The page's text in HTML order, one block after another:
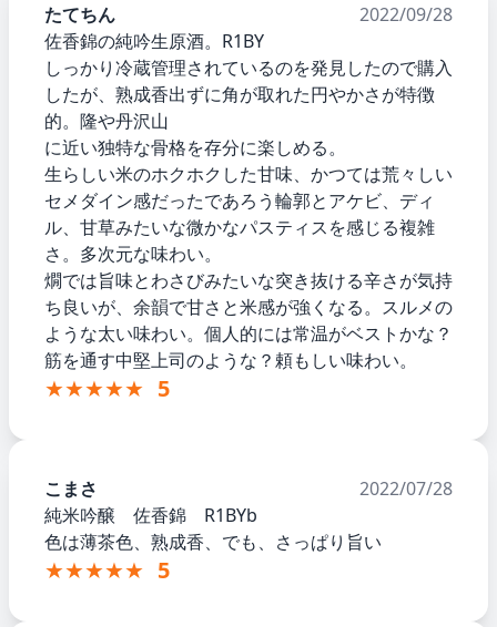
たてちん
2022/09/28
佐香錦の純吟生原酒。R1BY
しっかり冷蔵管理されているのを発見したので購入
したが、熟成香出ずに角が取れた円やかさが特徴
的。隆や丹沢山
に近い独特な骨格を存分に楽しめる。
生らしい米のホクホクした甘味、かつては荒々しい
セメダイン感だったであろう輪郭とアケビ、ディ
ル、甘草みたいな微かなパスティスを感じる複雑
さ。多次元な味わい。
燗では旨味とわさびみたいな突き抜ける辛さが気持
ち良いが、余韻で甘さと米感が強くなる。スルメの
ような太い味わい。個人的には常温がベストかな？
筋を通す中堅上司のような？頼もしい味わい。
★★★★★ 5
こまさ
2022/07/28
純米吟醸 佐香錦 R1BYb
色は薄茶色、熟成香、でも、さっぱり旨い
★★★★★ 5